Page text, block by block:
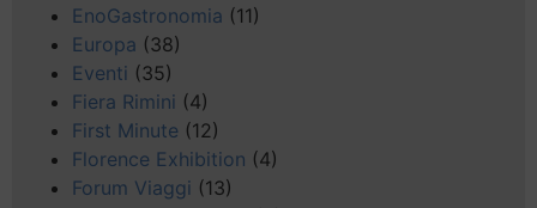
EnoGastronomia (11)
Europa (38)
Eventi (35)
Fiera Rimini (4)
First Minute (12)
Florence Exhibition (4)
Forum Viaggi (13)